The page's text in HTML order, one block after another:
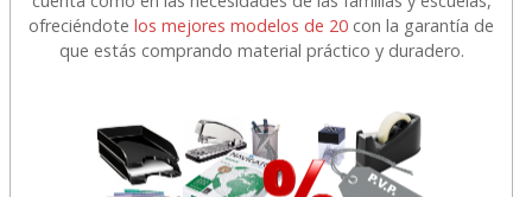
ofreciéndotelos mejores modelos de 20 con la garantía de
que estás comprando material práctico y duradero.